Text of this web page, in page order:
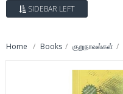
SIDEBAR LEFT
Home Books குறுநாவல்கள்